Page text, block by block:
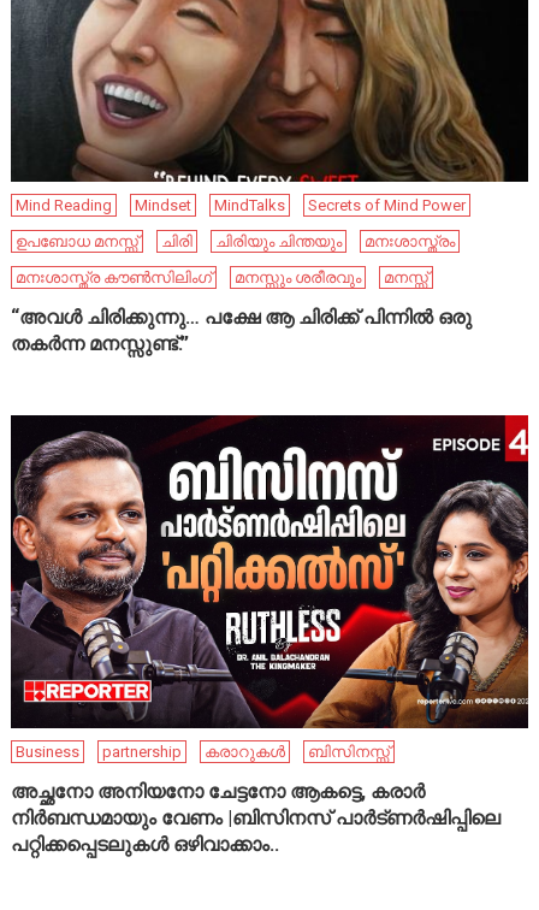
Mind Reading Mindset MindTalks
Secrets of Mind Power
ഉപബോധ മനസ്സ്
ചിരി ചിരിയും ചിന്തയും
മനഃശാസ്ത്രം
മനഃശാസ്ത്ര കൗൺസിലിംഗ്
മനസ്സും ശരീരവും മനസ്സ്
“അവൾ ചിരിക്കുന്നു… പക്ഷേ ആ ചിരിക്ക് പിന്നിൽ ഒരു
തകർന്ന മനസ്സുണ്ട്.”
Business partnership കരാറുകൾ ബിസിനസ്സ്
അച്ഛനോ അനിയനോ ചേട്ടനോ ആകട്ടെ, കരാർ
നിർബന്ധമായും വേണം |ബിസിനസ് പാർട്ണർഷിപ്പിലെ
പറ്റിക്കപ്പെടലുകൾ ഒഴിവാക്കാം..